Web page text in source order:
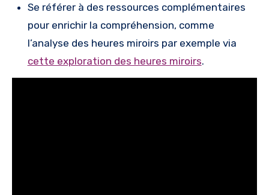
Se référer à des ressources complémentaires
pour enrichir la compréhension, comme
l’analyse des heures miroirs par exemple via
cette exploration des heures miroirs.